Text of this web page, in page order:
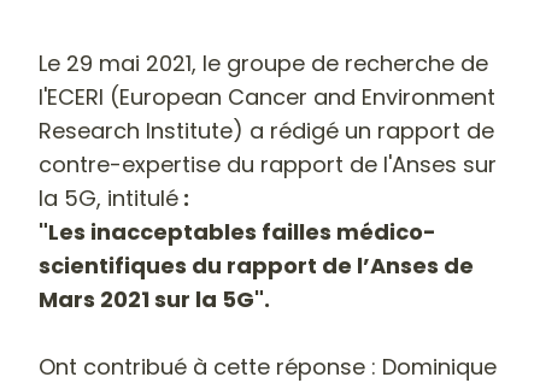
Le 29 mai 2021, le groupe de recherche de
l'ECERI (European Cancer and Environment
Research Institute) a rédigé un rapport de
contre-expertise du rapport de l'Anses sur
la 5G, intitulé :
"Les inacceptables failles médico-
scientifiques du rapport de l’Anses de
Mars 2021 sur la 5G".
Ont contribué à cette réponse : Dominique